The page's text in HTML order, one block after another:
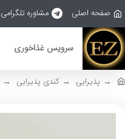
صفحه اصلی مشاوره تلگرامی
سرویس غذاخوری
پذیرایی کندی پذیرایی